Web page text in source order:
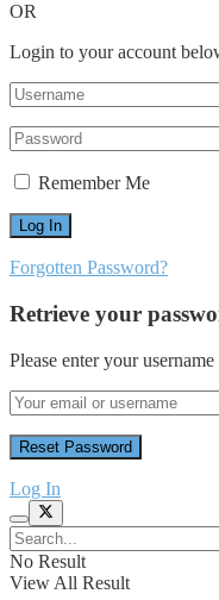
OR
Login to your account
Remember Me
Forgotten Password?
Retrieve your
Please enter your
Log In
No Result
View All Result